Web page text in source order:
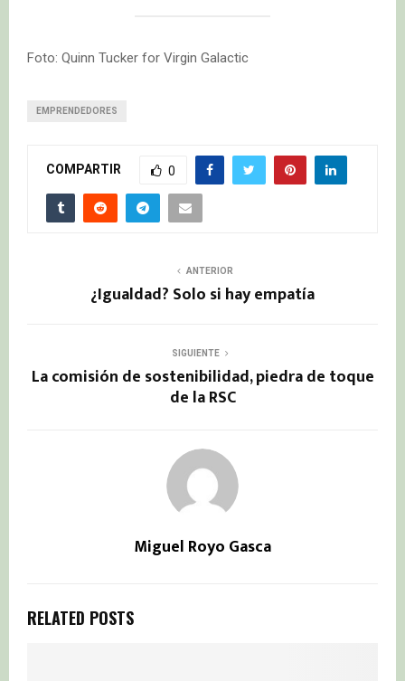
Foto: Quinn Tucker for Virgin Galactic
EMPRENDEDORES
COMPARTIR 0
ANTERIOR
¿Igualdad? Solo si hay empatía
SIGUIENTE
La comisión de sostenibilidad, piedra de toque
de la RSC
Miguel Royo Gasca
RELATED POSTS